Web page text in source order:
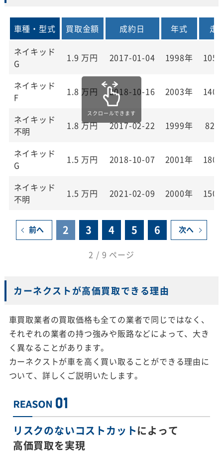
車種・型式 買取金額 成約日 年式
走
ネイキッド
G
1.9 万円 2017-01-04 1998年
ネイキッド
F
1.8 万円 2018-10-16 2003年
ネイキッド
不明
1.8 万円 2017-02-22 1999年
ネイキッド
G
1.5 万円 2018-10-07 2001年
ネイキッド
不明
1.5 万円 2021-02-09 2000年
前へ 2 3 4 5 6 次へ
2 / 9 ページ
カーネクストが高価買取できる理由
車買取業者の買取価格も全ての業者で同じではなく、
それぞれの業者の持つ強みや販路などによって、大き
く異なることがあります。
カーネクストが車を高く買い取ることができる理由に
ついて、詳しくご説明いたします。
リスクのないコストカットによって
高価買取を実現